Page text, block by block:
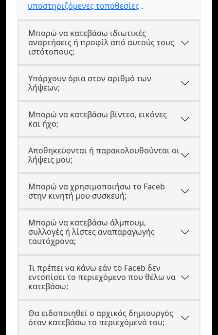
υποστηριζόμενες τοποθεσίες .
Μπορώ να κατεβάσω ιδιωτικές
αναρτήσεις ή προφίλ από αυτούς τους
ιστότοπους;
Υπάρχουν όρια στον αριθμό των
λήψεων;
Μπορώ να κατεβάσω βίντεο, εικόνες
και ήχο;
Αποθηκεύονται ή παρακολουθούνται οι
λήψεις μου;
Μπορώ να χρησιμοποιήσω το Faceb
στην κινητή μου συσκευή;
Μπορώ να κατεβάσω άλμπουμ,
συλλογές ή λίστες αναπαραγωγής
ταυτόχρονα;
Τι πρέπει να κάνω εάν το Faceb δεν
εντοπίσει το περιεχόμενο που θέλω να
κατεβάσω;
Θα ειδοποιηθεί ο αρχικός δημιουργός
όταν κατεβάσω το περιεχόμενό του;